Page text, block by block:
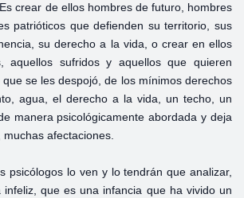
crear de ellos hombres de futuro, hombres
patrióticos que defienden su territorio, sus
su derecho a la vida, o crear en ellos
aquellos sufridos y aquellos que quieren
se les despojó, de los mínimos derechos
agua, el derecho a la vida, un techo, un
manera psicológicamente abordada y deja
afectaciones.
psicólogos lo ven y lo tendrán que analizar,
que es una infancia que ha vivido un